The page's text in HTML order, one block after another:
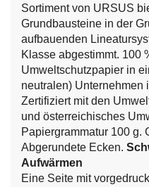
Sortiment von URSUS
Grundbausteine in der
aufbauenden
Klasse abgestimmt. 100
Umweltschutzpapier in
neutralen) Unternehmen
Zertifiziert mit den
und österreichisches
Papiergrammatur 100 g.
Abgerundete Ecken.
Aufwärmen
Eine Seite mit